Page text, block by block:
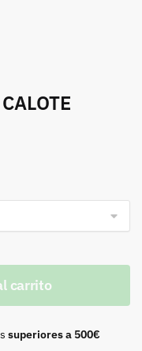
carrito
superiores a 500€